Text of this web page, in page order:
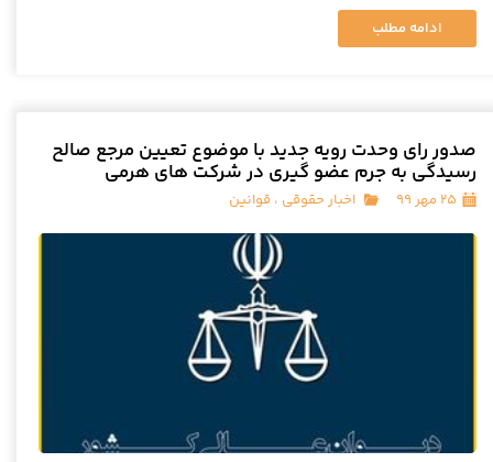
ادامه مطلب
صدور رای وحدت رویه جدید با موضوع تعیین مرجع صالح
رسیدگی به جرم عضو گیری در شرکت های هرمی
۲۵ مهر ۹۹ اخبار حقوقی ، قوانین